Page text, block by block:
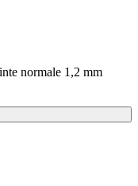
normale 1,2 mm